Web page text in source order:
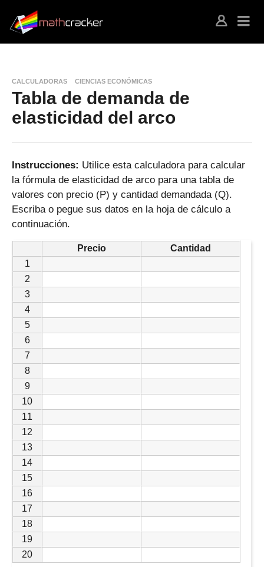
CALCULADORAS CIENCIAS ECONÓMICAS
Tabla de demanda de
elasticidad del arco
Instrucciones: Utilice esta calculadora para calcular
la fórmula de elasticidad de arco para una tabla de
valores con precio (P) y cantidad demandada (Q).
Escriba o pegue sus datos en la hoja de cálculo a
continuación.
Precio
Cantidad
1
2
3
4
5
6
7
8
9
10
11
12
13
14
15
16
17
18
19
20